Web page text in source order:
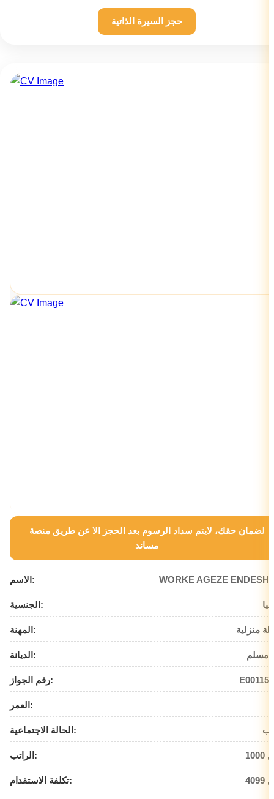
حجز السيرة الذاتية
لضمان حقك، لايتم سداد الرسوم بعد الحجز الا عن طريق منصة
مساند
الاسم: WORKE AGEZE
الجنسية:
المهنة: منزلية
الديانة: مسلم
رقم الجواز:
العمر:
الحالة الاجتماعية:
الراتب:
تكلفة الاستقدام: